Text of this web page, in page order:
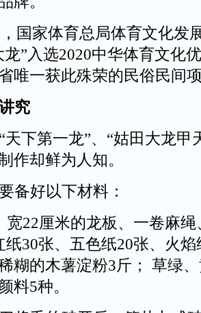
国家体育总局体育文化发
”入选2020中华体育文化
唯一获此殊荣的民俗民间
究
下第一龙”、“姑田大龙甲
作却鲜为人知。
备好以下材料：
22厘米的龙板、一卷麻绳
纸30张、五色纸20张、火
糊的木薯淀粉3斤； 草绿
料5种。